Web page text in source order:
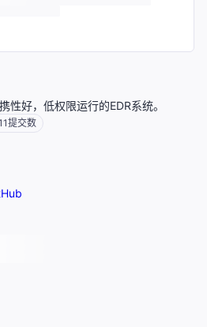
性好，低权限运行的EDR系统。
提交数